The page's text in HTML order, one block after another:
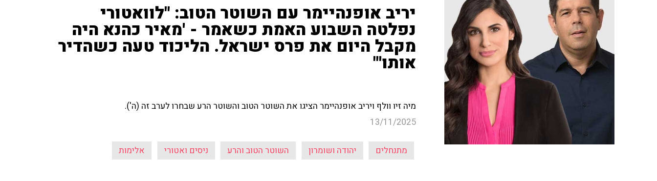
יריב אופנהיימר עם השוטר הטוב: "לוואטורי
נפלטה השבוע האמת כשאמר - 'מאיר כהנא היה
מקבל היום את פרס ישראל. הליכוד טעה כשהדיר
אותו'"
מיה זיו וולף ויריב אופנהיימר הציגו את השוטר הטוב והשוטר הרע שבחרו לערב זה (ה').
13/11/2025
מתנחלים יהודה ושומרון השוטר הטוב והרע ניסים ואטורי אלימות